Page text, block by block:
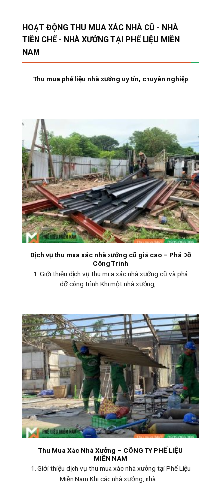
HOẠT ĐỘNG THU MUA XÁC NHÀ CŨ - NHÀ
TIỀN CHẾ - NHÀ XƯỞNG TẠI PHẾ LIỆU MIỀN
NAM
Thu mua phế liệu nhà xưởng uy tín, chuyên nghiệp
Dịch vụ thu mua xác nhà xưởng cũ giá cao – Phá Dỡ
Công Trình
1. Giới thiệu dịch vụ thu mua xác nhà xưởng cũ và phá
dỡ công trình Khi một nhà xưởng, ...
Thu Mua Xác Nhà Xưởng – CÔNG TY PHẾ LIỆU
MIỀN NAM
1. Giới thiệu dịch vụ thu mua xác nhà xưởng tại Phế Liệu
Miền Nam Khi các nhà xưởng, nhà ...